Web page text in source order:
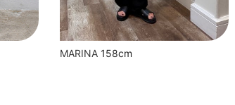
MARINA 158cm